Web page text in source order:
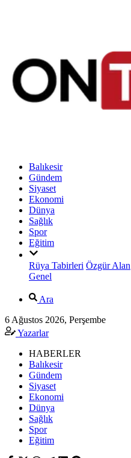
Balıkesir
Gündem
Siyaset
Ekonomi
Dünya
Sağlık
Spor
Eğitim
Rüya Tabirleri Özgür Alan
Genel
Ara
6 Ağustos 2026, Perşembe
Yazarlar
HABERLER
Balıkesir
Gündem
Siyaset
Ekonomi
Dünya
Sağlık
Spor
Eğitim